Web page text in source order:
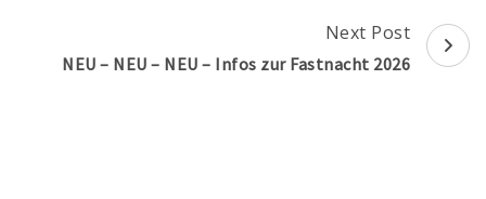
Next Post
NEU – NEU – NEU – Infos zur Fastnacht 2026